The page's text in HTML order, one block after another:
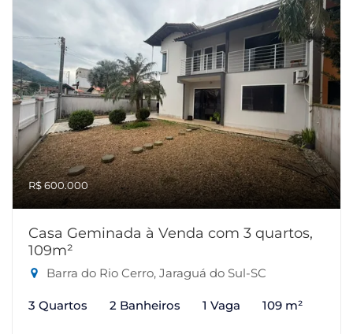
R$ 600.000
Casa Geminada à Venda com 3 quartos,
109m²
Barra do Rio Cerro, Jaraguá do Sul-SC
3 Quartos 2 Banheiros 1 Vaga 109 m²